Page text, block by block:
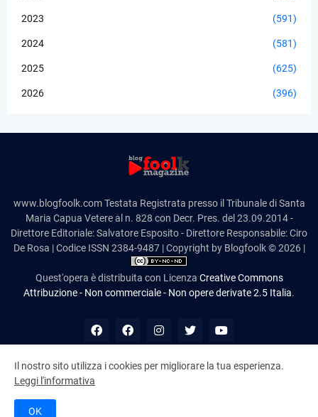
2023 (591)
2024 (581)
2025 (625)
2026 (396)
www.blogfoolk.com Testata Registrata presso il Tribunale di Santa
Maria Capua Vetere al n. 828 con Decr. Pres. del 23.09.2014 -
Direttore Editoriale: Salvatore Esposito - Direttore Responsabile: Ciro
De Rosa | Codice ISSN 2384-9487 | Copyright by Blogfoolk © 2026 |
Quest'opera è distribuita con Licenza Creative Commons
Attribuzione - Non commerciale - Non opere derivate 2.5 Italia.
10,993,001
Il nostro sito utilizza i cookies per migliorare la tua esperienza.
Leggi l'informativa
OK